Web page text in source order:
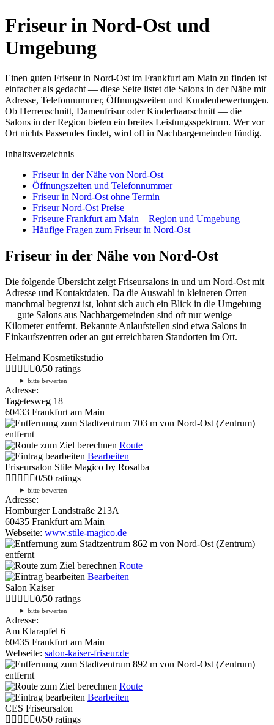
Friseur in Nord-Ost und
Umgebung
Einen guten Friseur in Nord-Ost im Frankfurt am Main zu finden ist
einfacher als gedacht — diese Seite listet die Salons in der Nähe mit
Adresse, Telefonnummer, Öffnungszeiten und Kundenbewertungen.
Ob Herrenschnitt, Damenfrisur oder Kinderhaarschnitt — die
Salons in der Region bieten ein breites Leistungsspektrum. Wer vor
Ort nichts Passendes findet, wird oft in Nachbargemeinden fündig.
Inhaltsverzeichnis
Friseur in der Nähe von Nord-Ost
Öffnungszeiten und Telefonnummer
Friseur in Nord-Ost ohne Termin
Friseur Nord-Ost Preise
Friseure Frankfurt am Main – Region und Umgebung
Häufige Fragen zum Friseur in Nord-Ost
Friseur in der Nähe von Nord-Ost
Die folgende Übersicht zeigt Friseursalons in und um Nord-Ost mit
Adresse und Kontaktdaten. Da die Auswahl in kleineren Orten
manchmal begrenzt ist, lohnt sich auch ein Blick in die Umgebung
— gute Salons aus Nachbargemeinden sind oft nur wenige
Kilometer entfernt. Bekannte Anlaufstellen sind etwa Salons in
Einkaufszentren oder an gut erreichbaren Standorten im Ort.
Helmand Kosmetikstudio
0/50 ratings
► bitte bewerten
Adresse:
Tagetesweg 18
60433 Frankfurt am Main
703 m von Nord-Ost (Zentrum)
entfernt
Route
Bearbeiten
Friseursalon Stile Magico by Rosalba
0/50 ratings
► bitte bewerten
Adresse:
Homburger Landstraße 213A
60435 Frankfurt am Main
Webseite: www.stile-magico.de
862 m von Nord-Ost (Zentrum)
entfernt
Route
Bearbeiten
Salon Kaiser
0/50 ratings
► bitte bewerten
Adresse:
Am Klarapfel 6
60435 Frankfurt am Main
Webseite: salon-kaiser-friseur.de
892 m von Nord-Ost (Zentrum)
entfernt
Route
Bearbeiten
CES Friseursalon
0/50 ratings